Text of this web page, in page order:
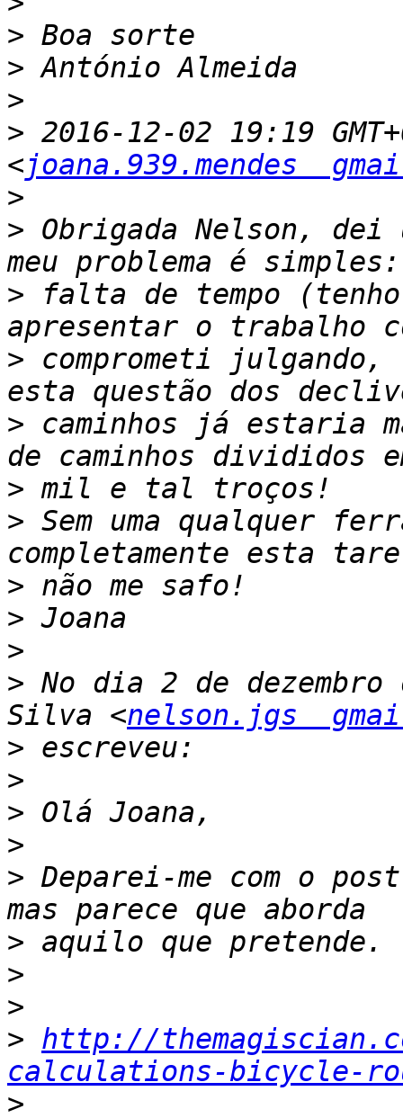
>
>
>
> 2016-12-02 19:19
<joana.939.mendes
>
> Obrigada Nelson, dei
> falta de tempo (tenho
> comprometi julgando,
> caminhos já estaria
>
> Sem uma qualquer
>
>
>
> No dia 2 de
Silva <nelson.jgs
>
>
>
>
> Deparei-me com o
>
>
>
> http://
calculations-bicycle-
>